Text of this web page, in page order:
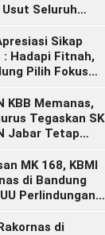
Seluruh
Pekerja Pasca
Sikap
: Hadapi Fitnah,
Pilih Fokus
KBB Memanas,
Tegaskan SK
Jabar Tetap
MK 168, KBMI
di Bandung
Perlindungan
di